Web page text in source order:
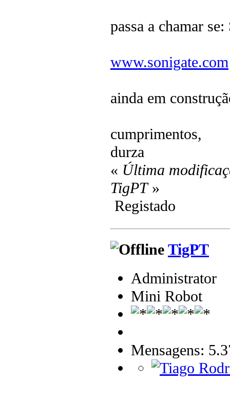
passa a chamar
www.sonigate.com
ainda em
cumprimentos,
durza
« Última
TigPT»
Registado
TigPT
Administrator
Mini Robot
Mensagens: